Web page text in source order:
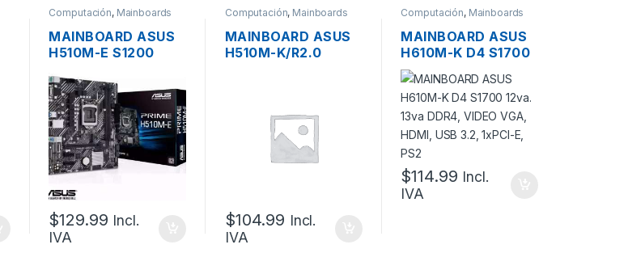
Computación, Mainboards
MAINBOARD ASUS
H510M-E S1200
HDMI VGA DP M.2
$129.99 Incl.
IVA
Computación, Mainboards
MAINBOARD ASUS
H510M-K/R2.0
4XPCI-E, M.2, PS2
$104.99 Incl.
IVA
Computación, Mainboards
MAINBOARD ASUS
H610M-K D4 S1700
12VA. 13VA DDR4,
VIDEO VGA, HDMI,
USB 3.2, 1XPCI-E,
PS2
$114.99 Incl.
IVA